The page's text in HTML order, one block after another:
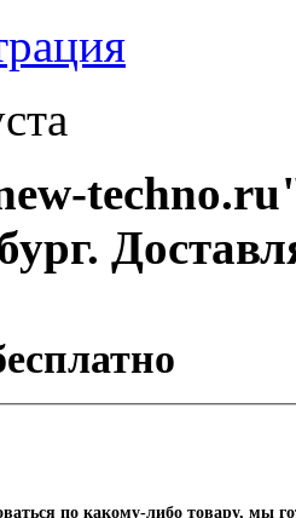
по какому-либо товару, мы